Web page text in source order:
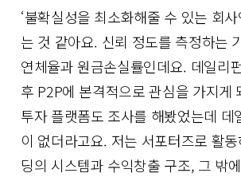
‘불확실성을 최소화해줄 수 있는 회
는 것 같아요. 신뢰 정도를 측정하는
연체율과 원금손실률인데요. 데일리
후 P2P에 본격적으로 관심을 가지게
투자 플랫폼도 조사를 해봤었는데 데
이 없더라고요. 저는 서포터즈로 활
딩의 시스템과 수익창출 구조, 그 밖